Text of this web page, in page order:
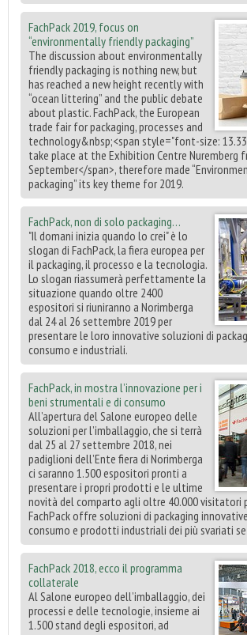
FachPack 2019, focus on
“environmentally friendly packaging”
The discussion about environmentally
friendly packaging is nothing new, but
has reached a new height recently with
“ocean littering” and the public debate
about plastic. FachPack, the European
trade fair for packaging, processes and
technology&nbsp;<span style="font-size:
take place at the Exhibition Centre Nuremberg
September</span>, therefore made
packaging” its key theme for 2019.
FachPack, non di solo packaging…
"Il domani inizia quando lo crei" è lo
slogan di FachPack, la fiera europea per
il packaging, il processo e la tecnologia.
Lo slogan riassumerà perfettamente la
situazione quando oltre 2400
espositori si riuniranno a Norimberga
dal 24 al 26 settembre 2019 per
presentare le loro innovative soluzioni di
consumo e industriali.
FachPack, in mostra l’innovazione per i
beni strumentali e di consumo
All’apertura del Salone europeo delle
soluzioni per l’imballaggio, che si terrà
dal 25 al 27 settembre 2018, nei
padiglioni dell’Ente fiera di Norimberga
ci saranno 1.500 espositori pronti a
presentare i propri prodotti e le ultime
novità del comparto agli oltre 40.000 visitatori
FachPack offre soluzioni di packaging
consumo e prodotti industriali dei più svariati
FachPack 2018, ecco il programma
collaterale
Al Salone europeo dell’imballaggio, dei
processi e delle tecnologie, insieme ai
1.500 stand degli espositori, ad